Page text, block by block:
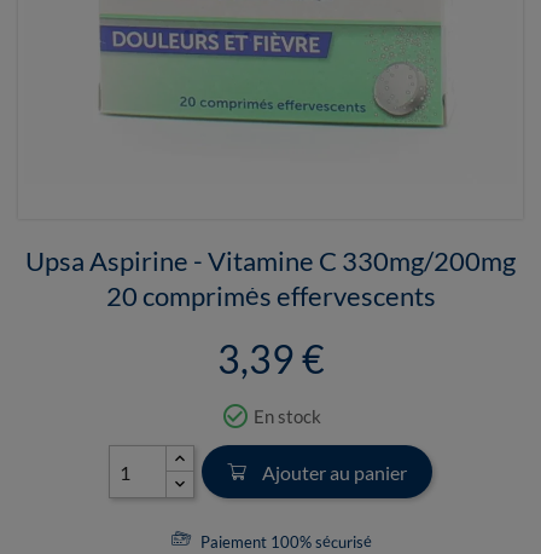
Upsa Aspirine - Vitamine C 330mg/200mg
20 comprimés effervescents
3,39 €
check_circle_outline En stock
Ajouter au panier
Paiement 100% sécurisé